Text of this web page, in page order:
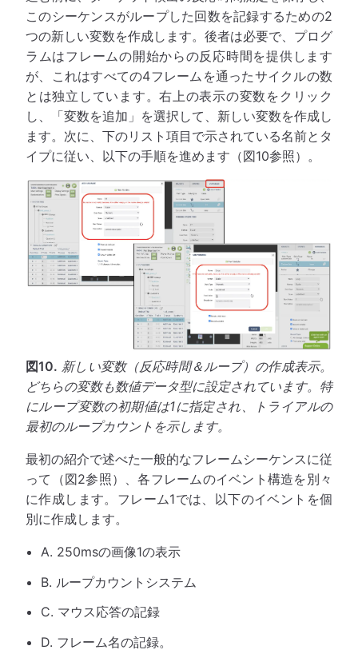
このシーケンスがループした回数を記録するための2
つの新しい変数を作成します。後者は必要で、プログ
ラムはフレームの開始からの反応時間を提供します
が、これはすべての4フレームを通ったサイクルの数
とは独立しています。右上の表示の変数をクリック
し、「変数を追加」を選択して、新しい変数を作成し
ます。次に、下のリスト項目で示されている名前とタ
イプに従い、以下の手順を進めます（図10参照）。
図10. 新しい変数（反応時間＆ループ）の作成表示。
どちらの変数も数値データ型に設定されています。特
にループ変数の初期値は1に指定され、トライアルの
最初のループカウントを示します。
最初の紹介で述べた一般的なフレームシーケンスに従
って（図2参照）、各フレームのイベント構造を別々
に作成します。フレーム1では、以下のイベントを個
別に作成します。
A. 250msの画像1の表示
B. ループカウントシステム
C. マウス応答の記録
D. フレーム名の記録。